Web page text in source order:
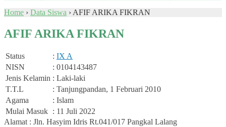
Home › Data Siswa › AFIF ARIKA FIKRAN
AFIF ARIKA FIKRAN
Status : IX A
NISN
: 0104143487
Jenis Kelamin : Laki-laki
T.T.L
: Tanjungpandan, 1 Februari 2010
Agama
: Islam
Mulai Masuk : 11 Juli 2022
Alamat : Jln. Hasyim Idris Rt.041/017 Pangkal Lalang